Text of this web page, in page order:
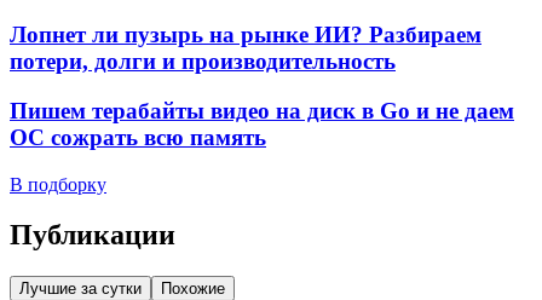
Лопнет ли пузырь на рынке ИИ? Разбираем
потери, долги и производительность
Пишем терабайты видео на диск в Go и не даем
ОС сожрать всю память
В подборку
Публикации
Лучшие за сутки Похожие